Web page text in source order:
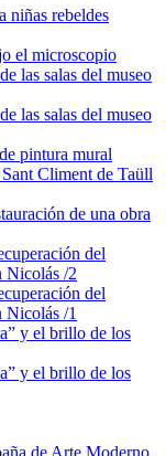
niñas rebeldes
el microscopio
las salas del museo
las salas del museo
pintura mural
Climent de Taüll
de una obra
del
Nicolás /2
del
Nicolás /1
y el brillo de los
y el brillo de los